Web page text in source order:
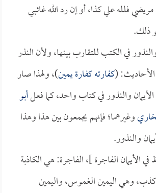
فلله علي كذا، أو إن رد الله غائبي
ذلك.
في الكتب للتقارب بينها، ولأن النذر
(كفارته كفارة يمين)، ولهذا صار
الأيمان والنذور في كتاب واحد، كما فعلأبو
وغيرهما؛ فإنهم يجمعون بين هذا وهذا
والنذور.
الأيمان الفاجرة ]، الفاجرة: هي الكاذبة
وهي اليمين الغموس، واليمين